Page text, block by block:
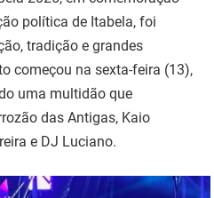
política de Itabela, foi
tradição e grandes
começou na sexta-feira (13),
uma multidão que
das Antigas, Kaio
e DJ Luciano.